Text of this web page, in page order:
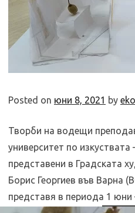
Posted on юни 8, 2021 by
Творби на водещи
университет по
представени в Градската
Борис Георгиев във Варна
представя в периода 1 юни